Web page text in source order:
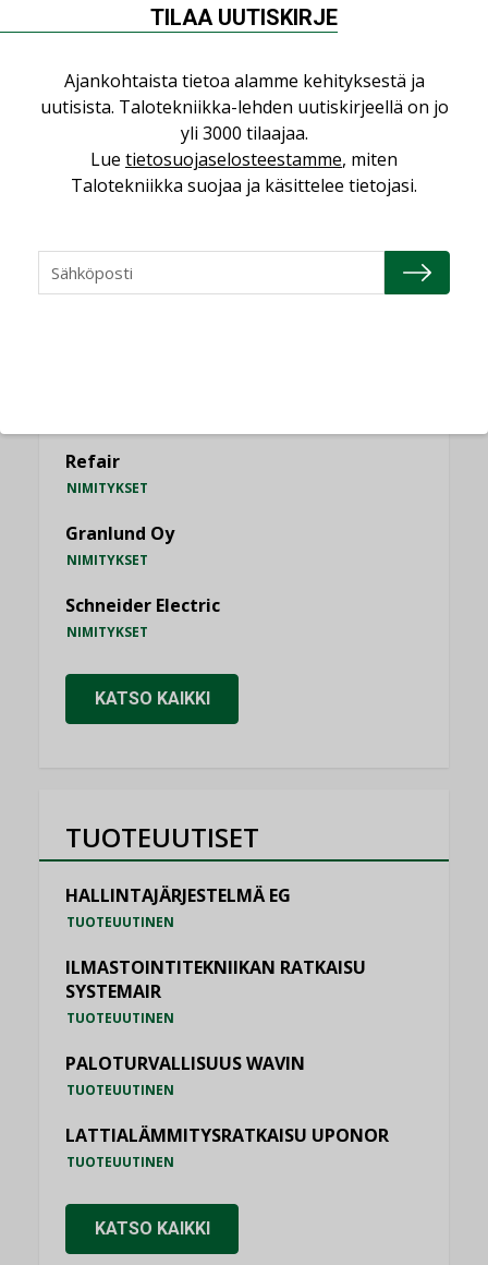
KOLUMNI
Vesi- ja viemärimitoittaminen on
jämähtänyt ajassa paikalleen
KATSO KAIKKI
Refair
NIMITYKSET
Granlund Oy
NIMITYKSET
Schneider Electric
NIMITYKSET
KATSO KAIKKI
TUOTEUUTISET
HALLINTAJÄRJESTELMÄ EG
TUOTEUUTINEN
ILMASTOINTITEKNIIKAN RATKAISU
SYSTEMAIR
TUOTEUUTINEN
PALOTURVALLISUUS WAVIN
TUOTEUUTINEN
LATTIALÄMMITYSRATKAISU UPONOR
TUOTEUUTINEN
KATSO KAIKKI
TILAA UUTISKIRJE
Ajankohtaista tietoa alamme kehityksestä ja
uutisista. Talotekniikka-lehden uutiskirjeellä on jo
yli 3000 tilaajaa.
Lue tietosuojaselosteestamme, miten
Talotekniikka suojaa ja käsittelee tietojasi.